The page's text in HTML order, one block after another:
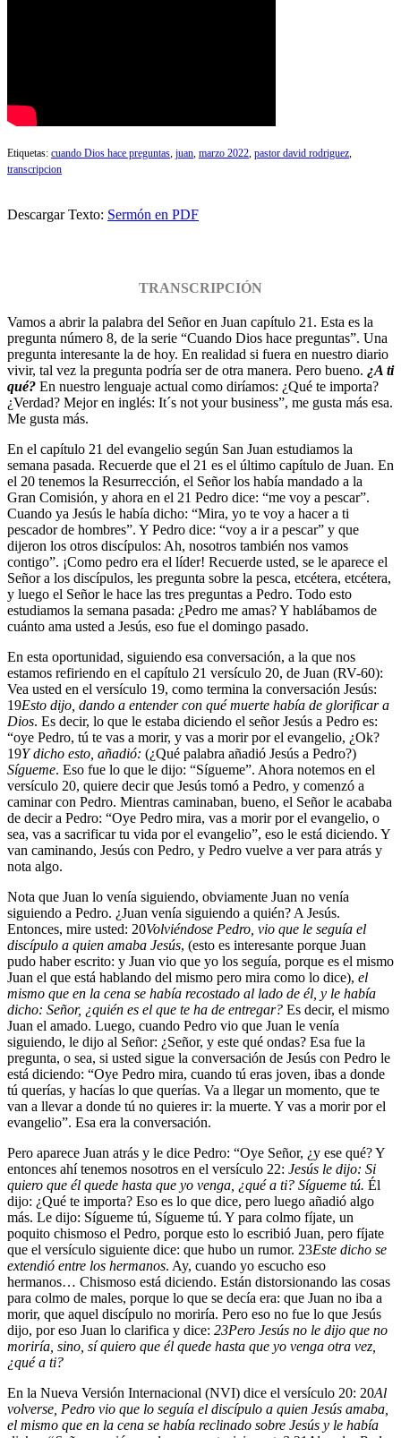
Etiquetas: cuando Dios hace preguntas juan marzo 2022 pastor david rodriguez
transcripcion
Descargar Texto: Sermón en PDF
TRANSCRIPCIÓN
Vamos a abrir la palabra del Señor en Juan capítulo 21. Esta es la
pregunta número 8, de la serie “Cuando Dios hace preguntas”. Una
pregunta interesante la de hoy. En realidad si fuera en nuestro diario
vivir, tal vez la pregunta podría ser de otra manera. Pero bueno. ¿A ti
qué? En nuestro lenguaje actual como diríamos: ¿Qué te importa?
¿Verdad? Mejor en inglés: It´s not your business”, me gusta más esa.
Me gusta más.
En el capítulo 21 del evangelio según San Juan estudiamos la
semana pasada. Recuerde que el 21 es el último capítulo de Juan. En
el 20 tenemos la Resurrección, el Señor los había mandado a la
Gran Comisión, y ahora en el 21 Pedro dice: “me voy a pescar”.
Cuando ya Jesús le había dicho: “Mira, yo te voy a hacer a ti
pescador de hombres”. Y Pedro dice: “voy a ir a pescar” y que
dijeron los otros discípulos: Ah, nosotros también nos vamos
contigo”. ¡Como pedro era el líder! Recuerde usted, se le aparece el
Señor a los discípulos, les pregunta sobre la pesca, etcétera, etcétera,
y luego el Señor le hace las tres preguntas a Pedro. Todo esto
estudiamos la semana pasada: ¿Pedro me amas? Y hablábamos de
cuánto ama usted a Jesús, eso fue el domingo pasado.
En esta oportunidad, siguiendo esa conversación, a la que nos
estamos refiriendo en el capítulo 21 versículo 20, de Juan (RV-60):
Vea usted en el versículo 19, como termina la conversación Jesús:
19Esto dijo, dando a entender con qué muerte había de glorificar a
Dios. Es decir, lo que le estaba diciendo el señor Jesús a Pedro es:
“oye Pedro, tú te vas a morir, y vas a morir por el evangelio, ¿Ok?
19Y dicho esto, añadió: (¿Qué palabra añadió Jesús a Pedro?)
Sígueme. Eso fue lo que le dijo: “Sígueme”. Ahora notemos en el
versículo 20, quiere decir que Jesús tomó a Pedro, y comenzó a
caminar con Pedro. Mientras caminaban, bueno, el Señor le acababa
de decir a Pedro: “Oye Pedro mira, vas a morir por el evangelio, o
sea, vas a sacrificar tu vida por el evangelio”, eso le está diciendo. Y
van caminando, Jesús con Pedro, y Pedro vuelve a ver para atrás y
nota algo.
Nota que Juan lo venía siguiendo, obviamente Juan no venía
siguiendo a Pedro. ¿Juan venía siguiendo a quién? A Jesús.
Entonces, mire usted: 20Volviéndose Pedro, vio que le seguía el
discípulo a quien amaba Jesús, (esto es interesante porque Juan
pudo haber escrito: y Juan vio que yo los seguía, porque es el mismo
Juan el que está hablando del mismo pero mira como lo dice), el
mismo que en la cena se había recostado al lado de él, y le había
dicho: Señor, ¿quién es el que te ha de entregar? Es decir, el mismo
Juan el amado. Luego, cuando Pedro vio que Juan le venía
siguiendo, le dijo al Señor: ¿Señor, y este qué ondas? Esa fue la
pregunta, o sea, si usted sigue la conversación de Jesús con Pedro le
está diciendo: “Oye Pedro mira, cuando tú eras joven, ibas a donde
tú querías, y hacías lo que querías. Va a llegar un momento, que te
van a llevar a donde tú no quieres ir: la muerte. Y vas a morir por el
evangelio”. Esa era la conversación.
Pero aparece Juan atrás y le dice Pedro: “Oye Señor, ¿y ese qué? Y
entonces ahí tenemos nosotros en el versículo 22: Jesús le dijo: Si
quiero que él quede hasta que yo venga, ¿qué a ti? Sígueme tú. Él
dijo: ¿Qué te importa? Eso es lo que dice, pero luego añadió algo
más. Le dijo: Sígueme tú, Sígueme tú. Y para colmo fíjate, un
poquito chismoso el Pedro, porque esto lo escribió Juan, pero fíjate
que el versículo siguiente dice: que hubo un rumor. 23Este dicho se
extendió entre los hermanos. Ay, cuando yo escucho eso
hermanos… Chismoso está diciendo. Están distorsionando las cosas
para colmo de males, porque lo que se decía era: que Juan no iba a
morir, que aquel discípulo no moriría. Pero eso no fue lo que Jesús
dijo, por eso Juan lo clarifica y dice: 23Pero Jesús no le dijo que no
moriría, sino, sí quiero que él quede hasta que yo venga otra vez,
¿qué a ti?
En la Nueva Versión Internacional (NVI) dice el versículo 20: 20Al
volverse, Pedro vio que lo seguía el discípulo a quien Jesús amaba,
el mismo que en la cena se había reclinado sobre Jesús y le había